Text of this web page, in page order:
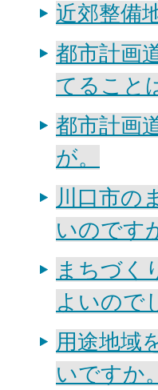
近郊整備
都市計画
てること
都市計画
が。
川口市の
いのです
まちづく
よいので
用途地域
いですか。